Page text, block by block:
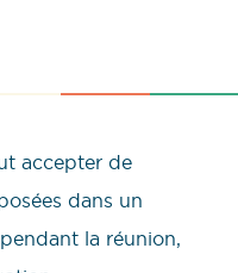
accepter de
dans un
la réunion,